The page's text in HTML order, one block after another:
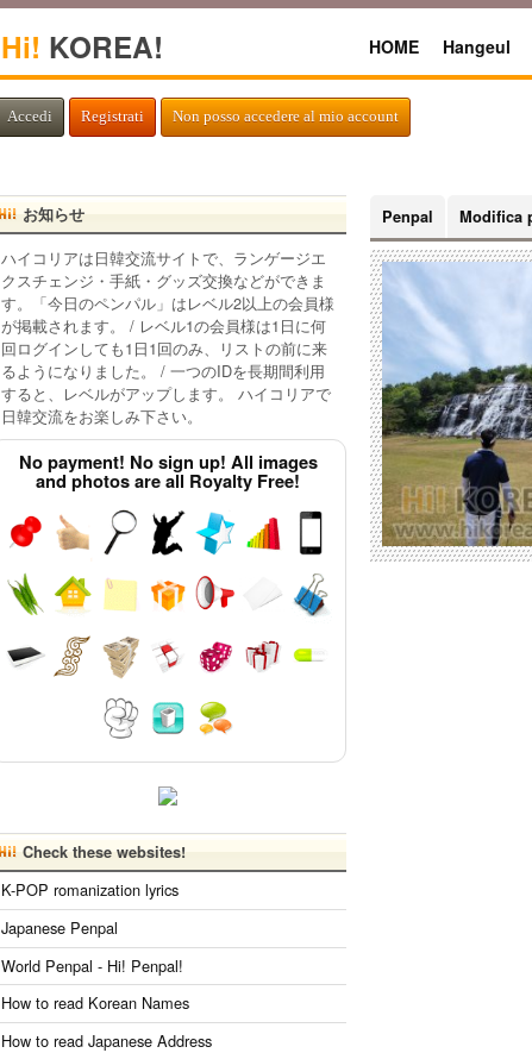
Hi! KOREA! HOME Hangeul
Accedi Registrati Non posso accedere al mio account
お知らせ
ハイコリアは日韓交流サイトで、ランゲージエ
クスチェンジ・手紙・グッズ交換などができま
す。「今日のペンパル」はレベル2以上の会員様
が掲載されます。 / レベル1の会員様は1日に何
回ログインしても1日1回のみ、リストの前に来
るようになりました。 / 一つのIDを長期間利用
すると、レベルがアップします。 ハイコリアで
日韓交流をお楽しみ下さい。
Penpal Modifica
No payment! No sign up! All images
and photos are all Royalty Free!
Check these websites!
K-POP romanization lyrics
Japanese Penpal
World Penpal - Hi! Penpal!
How to read Korean Names
How to read Japanese Address